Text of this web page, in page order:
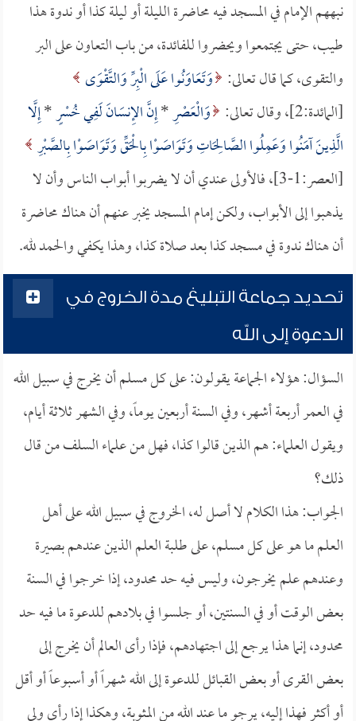
نبههم الإمام في المسجد فيه محاضرة الليلة أو ليلة كذا أو ندوة هذا
طيب، حتى يجتمعوا ويحضروا للفائدة، من باب التعاون على البر
والتقوى، كما قال تعالى: وَتَعَاوَنُوا عَلَى الْبِرِّ وَالتَّقْوَى
[المائدة:2]، وقال تعالى:
وَالْعَصْرِ*إِنَّ الإِنسَانَ لَفِي خُسْرٍ*إِلَّا
الَّذِينَ آمَنُوا وَعَمِلُوا الصَّالِحَاتِ وَتَوَاصَوْا بِالْحَقِّ وَتَوَاصَوْا بِالصَّبْرِ
[العصر:1-3]، فالأولى عندي أن لا يضربوا أبواب الناس وأن لا
يذهبوا إلى الأبواب، ولكن إمام المسجد يخبر عنهم أن هناك محاضرة
أن هناك ندوة في مسجد كذا بعد صلاة كذا، وهذا يكفي والحمد لله.
تحديد جماعة التبليغ مدة الخروج في
الدعوة إلى الله
السؤال: هؤلاء الجماعة يقولون: على كل مسلم أن يخرج في سبيل الله
في العمر أربعة أشهر، وفي السنة أربعين يوماً، وفي الشهر ثلاثة أيام،
ويقول العلماء: هم الذين قالوا كذا، فهل من علماء السلف من قال
ذلك؟
الجواب: هذا الكلام لا أصل له، الخروج في سبيل الله على أهل
العلم ما هو على كل مسلم، على طلبة العلم الذين عندهم بصيرة
وعندهم علم يخرجون، وليس فيه حد محدود، إذا خرجوا في السنة
بعض الوقت أو في السنتين، أو جلسوا في بلادهم للدعوة ما فيه حد
محدود، إنما هذا يرجع إلى اجتهادهم، فإذا رأى العالم أن يخرج إلى
بعض القرى أو بعض القبائل للدعوة إلى الله شهراً أو أسبوعاً أو أقل
أو أكثر فهذا إليه، يرجو ما عند الله من المثوبة، وهكذا إذا رأى ولي